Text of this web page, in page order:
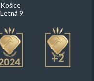
Košice
Letná 9
+2